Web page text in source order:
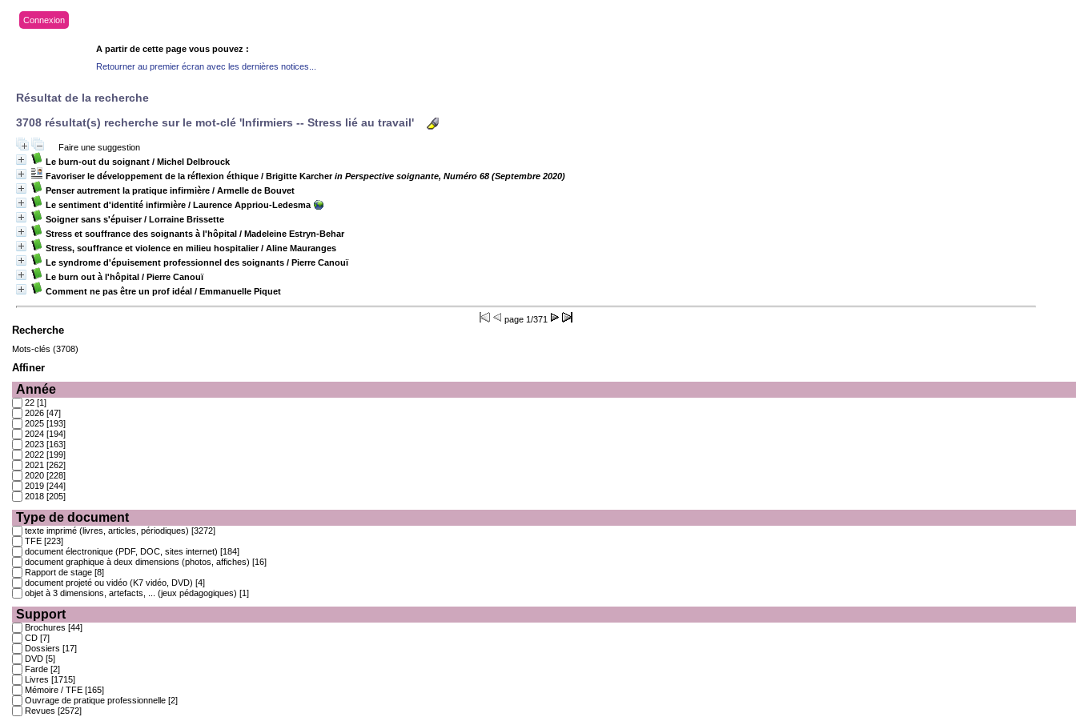
Connexion
A partir de cette page vous pouvez :
Retourner au premier écran avec les dernières notices...
Résultat de la recherche
3708 résultat(s) recherche sur le mot-clé 'Infirmiers -- Stress lié au travail'
Faire une suggestion
Le burn-out du soignant / Michel Delbrouck
Favoriser le développement de la réflexion éthique / Brigitte Karcherin Perspective soignante, Numéro 68 (Septembre 2020)
Penser autrement la pratique infirmière / Armelle de Bouvet
Le sentiment d'identité infirmière / Laurence Appriou-Ledesma
Soigner sans s'épuiser/ Lorraine Brissette
Stress et souffrance des soignants à l'hôpital / Madeleine Estryn-Behar
Stress, souffrance et violence en milieu hospitalier/ Aline Mauranges
Le syndrome d'épuisement professionnel des soignants / Pierre Canouï
Le burn out à l'hôpital / Pierre Canouï
Comment ne pas être un prof idéal / Emmanuelle Piquet
page 1/371
Recherche
Mots-clés (3708)
Affiner
Année
22 [1]
2026 [47]
2025 [193]
2024 [194]
2023 [163]
2022 [199]
2021 [262]
2020 [228]
2019 [244]
2018 [205]
Type de document
texte imprimé (livres, articles, périodiques) [3272]
TFE [223]
document électronique (PDF, DOC, sites internet) [184]
document graphique à deux dimensions (photos, affiches) [16]
Rapport de stage [8]
document projeté ou vidéo (K7 vidéo, DVD) [4]
objet à 3 dimensions, artefacts, ... (jeux pédagogiques) [1]
Support
Brochures [44]
CD [7]
Dossiers [17]
DVD [5]
Farde [2]
Livres [1715]
Mémoire / TFE [165]
Ouvrage de pratique professionnelle [2]
Revues [2572]